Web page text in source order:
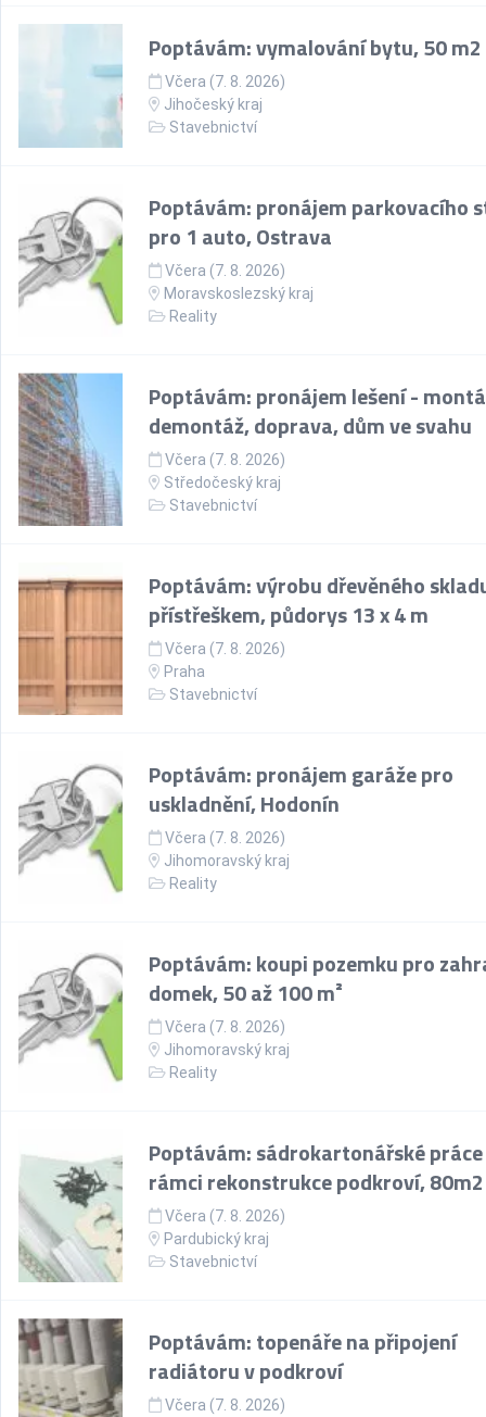
Poptávám: vymalování bytu, 50 m2
Včera (7. 8. 2026)
Jihočeský kraj
Stavebnictví
Poptávám: pronájem parkovacího
pro 1 auto, Ostrava
Včera (7. 8. 2026)
Moravskoslezský kraj
Reality
Poptávám: pronájem lešení -
demontáž, doprava, dům ve svahu
Včera (7. 8. 2026)
Středočeský kraj
Stavebnictví
Poptávám: výrobu dřevěného
přístřeškem, půdorys 13 x 4 m
Včera (7. 8. 2026)
Praha
Stavebnictví
Poptávám: pronájem garáže pro
uskladnění, Hodonín
Včera (7. 8. 2026)
Jihomoravský kraj
Reality
Poptávám: koupi pozemku pro
domek, 50 až 100 m²
Včera (7. 8. 2026)
Jihomoravský kraj
Reality
Poptávám: sádrokartonářské
rámci rekonstrukce podkroví, 80m2
Včera (7. 8. 2026)
Pardubický kraj
Stavebnictví
Poptávám: topenáře na připojení
radiátoru v podkroví
Včera (7. 8. 2026)